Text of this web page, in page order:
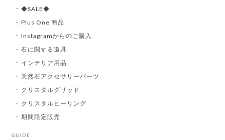
◆SALE◆
Plus One 商品
Instagramからのご購入
石に関する道具
インテリア用品
天然石アクセサリーパーツ
クリスタルグリッド
クリスタルヒーリング
期間限定販売
GUIDE